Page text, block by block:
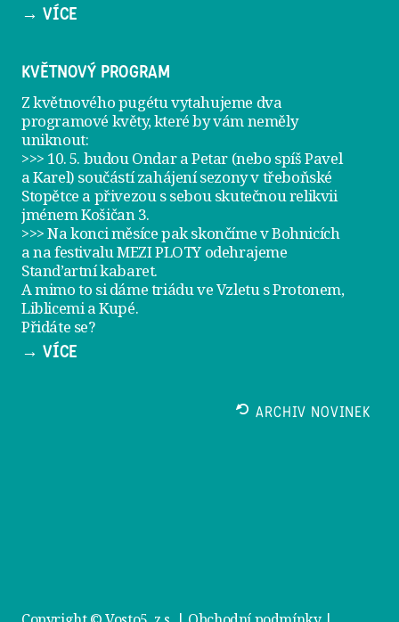
→ VÍCE
KVĚTNOVÝ PROGRAM
Z květnového pugétu vytahujeme dva
programové květy, které by vám neměly
uniknout:
>>> 10. 5. budou Ondar a Petar (nebo spíš Pavel
a Karel) součástí zahájení sezony vtřeboňské
Stopětce a přivezou s sebou skutečnou relikvii
jménemKošičan 3.
>>> Na konci měsíce pak skončíme v Bohnicích
a na festivaluMEZI PLOTY odehrajeme
Stand’artní kabaret.
A mimo to si dámetriádu ve Vzletu s Protonem,
Liblicemi a Kupé.
Přidáte se?
→ VÍCE
ARCHIV NOVINEK